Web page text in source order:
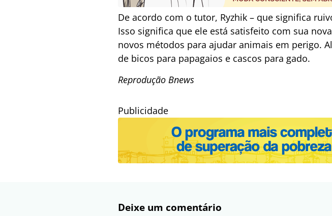
De acordo com o tutor, Ryzhik – que significa
Isso significa que ele está satisfeito com sua
novos métodos para ajudar animais em perigo.
de bicos para papagaios e cascos para gado.
Reprodução Bnews
Publicidade
Deixe um comentário